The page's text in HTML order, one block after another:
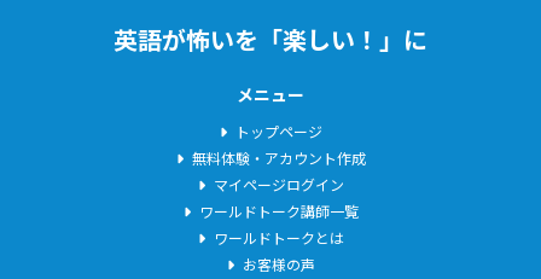
す。ネティブにも通じやすい英語が話せると英語にも自信が付きま
教材は「英語の発音をひとつ、ひとつ」です。ぜひ、一緒に勉強し
＊これからのコース全ては、基礎英文法やT O E I Cのレッスンを
英語が怖いを「楽しい！」に
メニュー
トップページ
無料体験・アカウント作成
マイページログイン
ワールドトーク講師一覧
ワールドトークとは
お客様の声